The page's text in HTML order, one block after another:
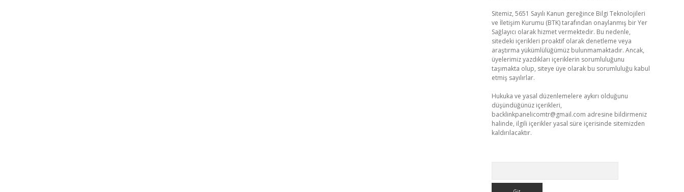
Sitemiz, 5651 Sayılı Kanun gereğince Bilgi Teknolojileri
ve İletişim Kurumu (BTK) tarafından onaylanmış bir Yer
Sağlayıcı olarak hizmet vermektedir. Bu nedenle,
sitedeki içerikleri proaktif olarak denetleme veya
araştırma yükümlülüğümüz bulunmamaktadır. Ancak,
üyelerimiz yazdıkları içeriklerin sorumluluğunu
taşımakta olup, siteye üye olarak bu sorumluluğu kabul
etmiş sayılırlar.
Hukuka ve yasal düzenlemelere aykırı olduğunu
düşündüğünüz içerikleri,
backlinkpanelicomtr@gmail.com adresine bildirmeniz
halinde, ilgili içerikler yasal süre içerisinde sitemizden
kaldırılacaktır.